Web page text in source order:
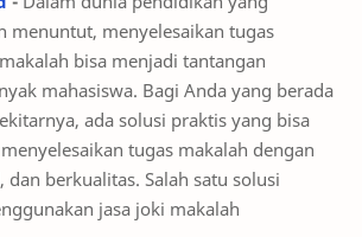
menuntut, menyelesaikan tugas
bisa menjadi tantangan
mahasiswa. Bagi Anda yang berada
ada solusi praktis yang bisa
tugas makalah dengan
dan berkualitas. Salah satu solusi
jasa joki makalah